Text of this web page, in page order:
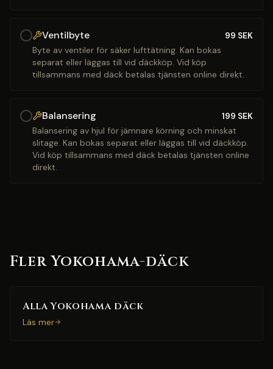
Ventilbyte 99 SEK
Byte av ventiler för säker lufttätning. Kan bokas
separat eller läggas till vid däckköp. Vid köp
tillsammans med däck betalas tjänsten online direkt.
Balansering 199 SEK
Balansering av hjul för jämnare körning och minskat
slitage. Kan bokas separat eller läggas till vid däckköp.
Vid köp tillsammans med däck betalas tjänsten online
direkt.
Fler Yokohama-däck
Alla Yokohama däck
Läs mer